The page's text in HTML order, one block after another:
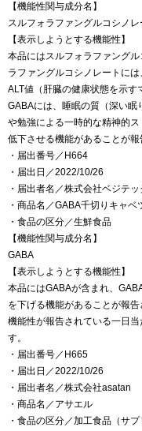
【機能性関与成分名】
スルフォラファングルコシノ
【表示しようとする機能性】
本品にはスルフォラファング
ラファングルコシノレートに
ALT値（肝臓の健康状態を示す
GABAには、睡眠の質（深い
や勉強による一時的な精神的
低下させる機能があることが報
・届出番号／H664
・届出日／2022/10/26
・届出者名／株式会社ベジテッ
・商品名／GABA千切りキャベ
・食品の区分／生鮮食品
【機能性関与成分名】
GABA
【表示しようとする機能性】
本品にはGABAが含まれ、
を下げる機能があることが報
機能性が報告されている一日
す。
・届出番号／H665
・届出日／2022/10/26
・届出者名／株式会社asatan
・商品名／アサエル
・食品の区分／加工食品（サプ